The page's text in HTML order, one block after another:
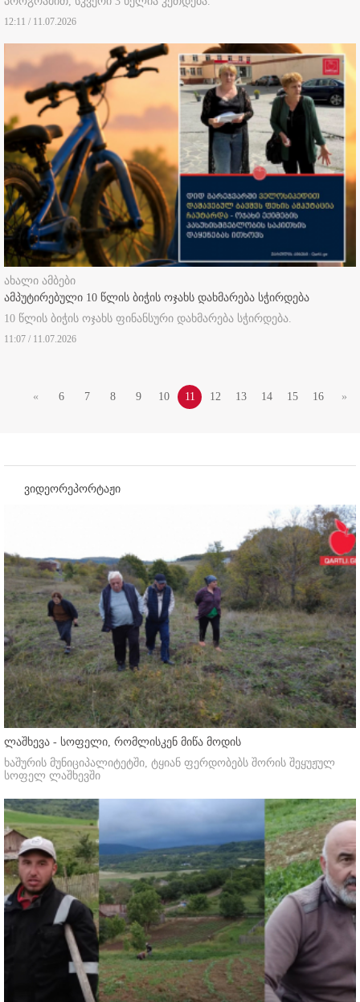
12:11 / 11.07.2026
ახალი ამბები
ამპუტირებული 10 წლის ბიჭის ოჯახს დახმარება სჭირდება
10 წლის ბიჭის ოჯახს ფინანსური დახმარება სჭირდება.
11:07 / 11.07.2026
« 6 7 8 9 10 11 12 13 14 15 16 »
ვიდეორეპორტაჟი
ლაშხევა - სოფელი, რომლისკენ მიწა მოდის
ხაშურის მუნიციპალიტეტში, ტყიან ფერდობებს შორის შეყუჟულ
სოფელ ლაშხევში